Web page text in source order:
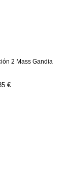
2 Mass Gandia
€